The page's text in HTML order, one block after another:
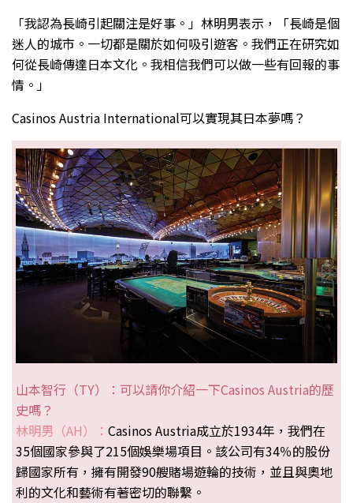
「我認為長崎引起關注是好事。」林明男表示，「長崎是個
迷人的城市。一切都是關於如何吸引遊客。我們正在研究如
何從長崎傳達日本文化。我相信我們可以做一些有回報的事
情。」
Casinos Austria International可以實現其日本夢嗎？
山本智行（TY）：可以請你介紹一下Casinos Austria的歷
史嗎？
林明男（AH）： Casinos Austria成立於1934年，我們在
35個國家參與了215個娛樂場項目。該公司有34％的股份
歸國家所有，擁有開發90艘賭場遊輪的技術，並且與奧地
利的文化和藝術有著密切的聯繫。